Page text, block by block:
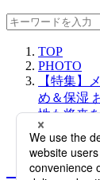
TOP
PHOTO
【特集】
め＆保湿
性も将来
対策を始
【特集】